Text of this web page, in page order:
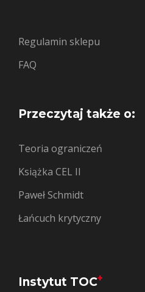
Regulamin sklepu
FAQ
Przeczytaj także o:
Teoria ograniczeń
Książka CEL II
Paweł Schmidt
Łańcuch krytyczny
Instytut TOC+